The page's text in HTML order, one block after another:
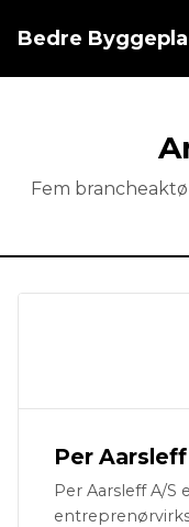
Bedre
Fem
Per Aarsleff
Per Aarsleff A/S